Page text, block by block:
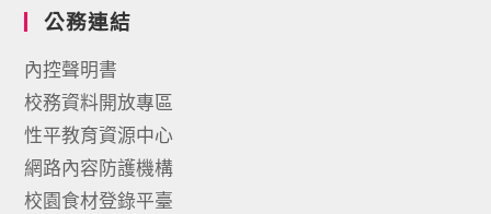
公務連結
內控聲明書
校務資料開放專區
性平教育資源中心
網路內容防護機構
校園食材登錄平臺